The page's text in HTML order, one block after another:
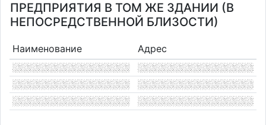
ПРЕДПРИЯТИЯ В ТОМ ЖЕ ЗДАНИИ (В
НЕПОСРЕДСТВЕННОЙ БЛИЗОСТИ)
Наименование Адрес